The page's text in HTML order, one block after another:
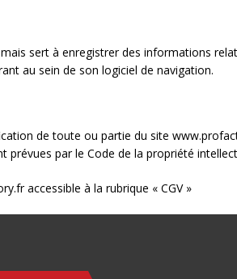
sert à enregistrer des informations
au sein de son logiciel de navigation.
de toute ou partie du site
par le Code de la propriété
accessible à la rubrique « CGV »